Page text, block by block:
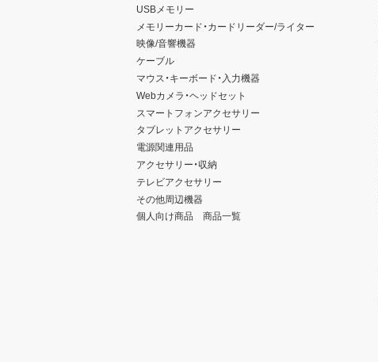
USBメモリー
メモリーカード・カードリーダー/ライター
映像/音響機器
ケーブル
マウス・キーボード・入力機器
Webカメラ・ヘッドセット
スマートフォンアクセサリー
タブレットアクセサリー
電源関連用品
アクセサリー・収納
テレビアクセサリー
その他周辺機器
個人向け商品 商品一覧